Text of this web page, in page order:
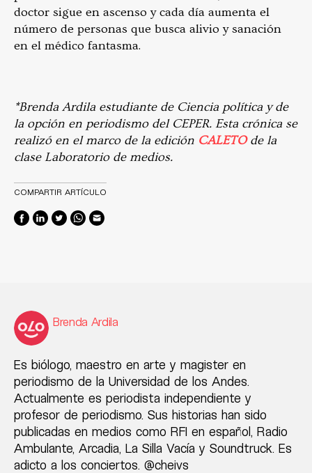
doctor sigue en ascenso y cada día aumenta el
número de personas que busca alivio y sanación
en el médico fantasma.
*Brenda Ardila estudiante de Ciencia política y de
la opción en periodismo del CEPER. Esta crónica se
realizó en el marco de la edición CALETOde la
clase Laboratorio de medios.
COMPARTIR ARTÍCULO
Brenda Ardila
Es biólogo, maestro en arte y magister en
periodismo de la Universidad de los Andes.
Actualmente es periodista independiente y
profesor de periodismo. Sus historias han sido
publicadas en medios como RFI en español, Radio
Ambulante, Arcadia, La Silla Vacía y Soundtruck. Es
adicto a los conciertos. @cheivs